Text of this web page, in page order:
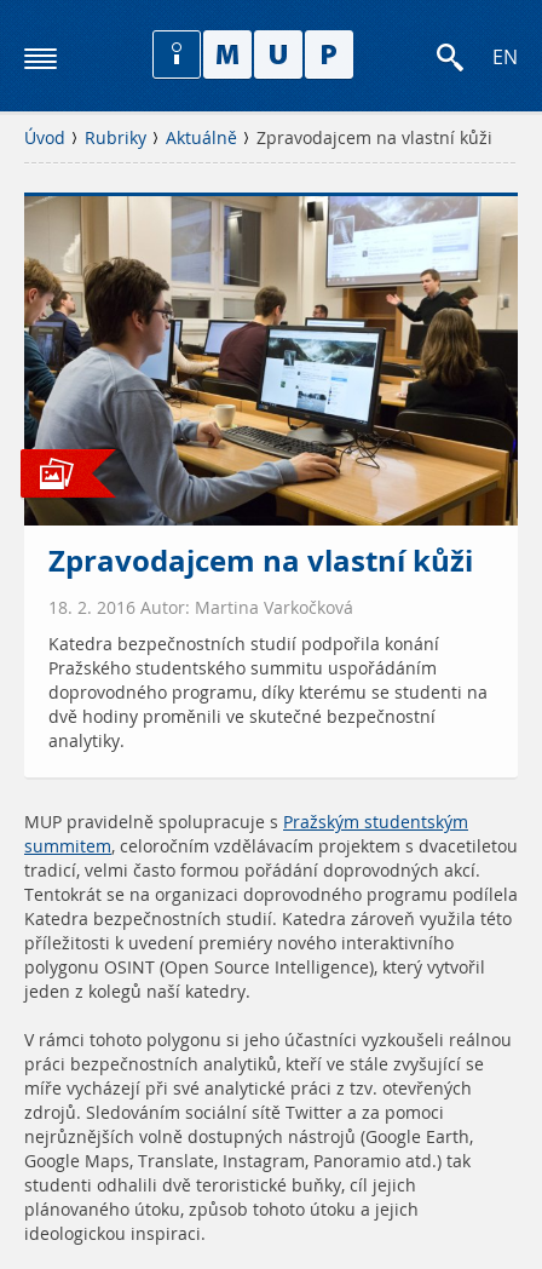
EN
Úvod Rubriky Aktuálně Zpravodajcem na vlastní kůži
Zpravodajcem na vlastní kůži
18. 2. 2016 Autor: Martina Varkočková
Katedra bezpečnostních studií podpořila konání
Pražského studentského summitu uspořádáním
doprovodného programu, díky kterému se studenti na
dvě hodiny proměnili ve skutečné bezpečnostní
analytiky.
MUP pravidelně spolupracuje s Pražským studentským
summitem, celoročním vzdělávacím projektem s dvacetiletou
tradicí, velmi často formou pořádání doprovodných akcí.
Tentokrát se na organizaci doprovodného programu podílela
Katedra bezpečnostních studií. Katedra zároveň využila této
příležitosti k uvedení premiéry nového interaktivního
polygonu OSINT (Open Source Intelligence), který vytvořil
jeden z kolegů naší katedry.
V rámci tohoto polygonu si jeho účastníci vyzkoušeli reálnou
práci bezpečnostních analytiků, kteří ve stále zvyšující se
míře vycházejí při své analytické práci z tzv. otevřených
zdrojů. Sledováním sociální sítě Twitter a za pomoci
nejrůznějších volně dostupných nástrojů (Google Earth,
Google Maps, Translate, Instagram, Panoramio atd.) tak
studenti odhalili dvě teroristické buňky, cíl jejich
plánovaného útoku, způsob tohoto útoku a jejich
ideologickou inspiraci.